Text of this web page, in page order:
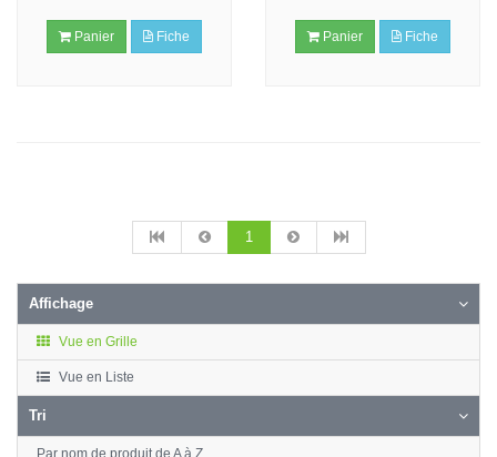
Panier Fiche Panier Fiche
1
Affichage
Vue en Grille
Vue en Liste
Tri
Par nom de produit de A à Z